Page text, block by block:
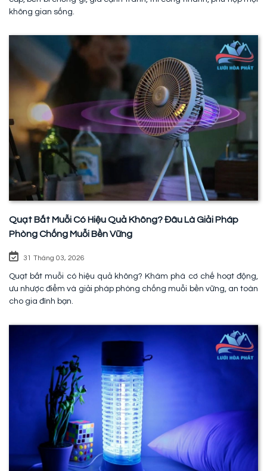
không gian sống.
Quạt Bắt Muỗi Có Hiệu Quả Không? Đâu Là Giải Pháp
Phòng Chống Muỗi Bền Vững
31 Tháng 03, 2026
Quạt bắt muỗi có hiệu quả không? Khám phá cơ chế hoạt động,
ưu nhược điểm và giải pháp phòng chống muỗi bền vững, an toàn
cho gia đình bạn.